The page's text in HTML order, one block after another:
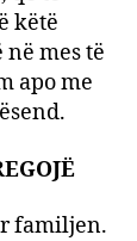
këtë
mes të
apo me
familjen.